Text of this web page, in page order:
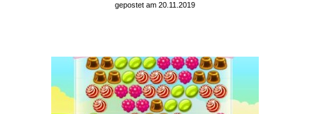
gepostet am 20.11.2019